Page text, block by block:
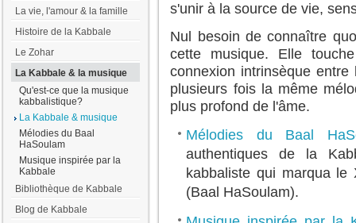
s'unir à la source de vie,
Nul besoin de connaître
cette musique. Elle
connexion intrinsèque
plusieurs fois la même
plus profond de l'âme.
Mélodies du Baal
authentiques de la
kabbaliste qui marqua le
(Baal HaSoulam).
La vie, l'amour & la famille
Histoire de la Kabbale
Le Zohar
La Kabbale & la musique
Qu'est-ce que la musique
kabbalistique?
La Kabbale & musique
Mélodies du Baal
HaSoulam
Musique inspirée par la
Kabbale
Bibliothèque de Kabbale
Blog de Kabbale